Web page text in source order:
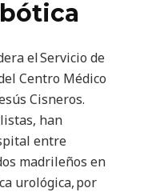
el Servicio de
Centro Médico
Cisneros.
han
entre
madrileños en
urológica, por